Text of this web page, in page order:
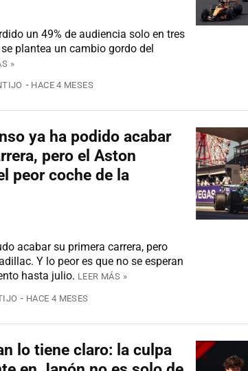
un 49% de audiencia solo en tres
plantea un cambio gordo del
»
HACE 4 MESES
ya ha podido acabar
pero el Aston
peor coche de la
acabar su primera carrera, pero
Y lo peor es que no se esperan
hasta julio. LEER MÁS »
HACE 4 MESES
lo tiene claro: la culpa